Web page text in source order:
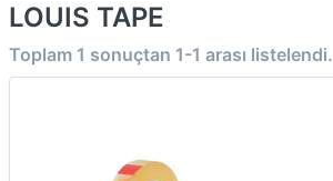
LOUIS TAPE
Toplam 1 sonuçtan 1-1 arası listelendi.